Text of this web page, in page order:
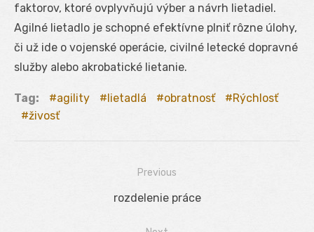
faktorov, ktoré ovplyvňujú výber a návrh lietadiel.
Agilné lietadlo je schopné efektívne plniť rôzne úlohy,
či už ide o vojenské operácie, civilné letecké dopravné
služby alebo akrobatické lietanie.
Tag: agility lietadlá obratnosť
Rýchlosť
živosť
Previous
Previous
rozdelenie práce